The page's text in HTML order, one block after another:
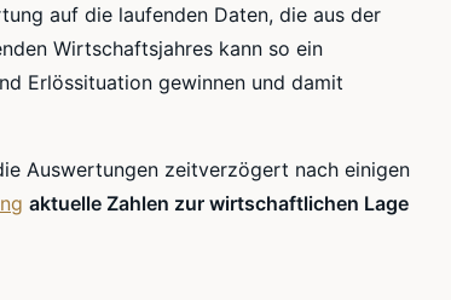
auf die laufenden Daten, die aus der
Wirtschaftsjahres kann so ein
Erlössituation gewinnen und damit
Auswertungen zeitverzögert nach einigen
aktuelle Zahlen zur wirtschaftlichen Lage